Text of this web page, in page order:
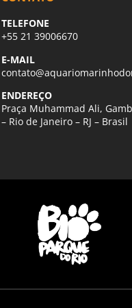
TELEFONE
+55 21 39006670
E-MAIL
ENDEREÇO
Praça Muhammad Ali,
– Rio de Janeiro – RJ – Brasil